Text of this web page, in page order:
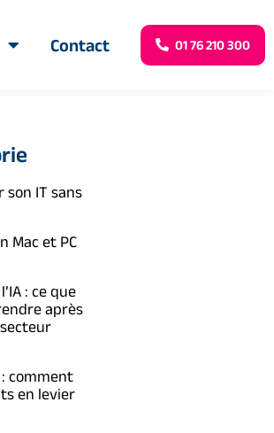
Contact 01 76 210 300
son IT sans
Mac et PC
: ce que
après
comment
en levier